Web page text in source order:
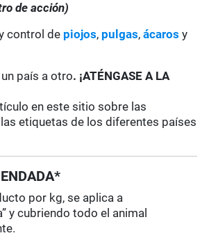
de acción)
control de piojos, pulgas,ácaros y
país a otro. ¡ATÉNGASE A LA
en este sitio sobre las
etiquetas de los diferentes países
por kg, se aplica a
y cubriendo todo el animal